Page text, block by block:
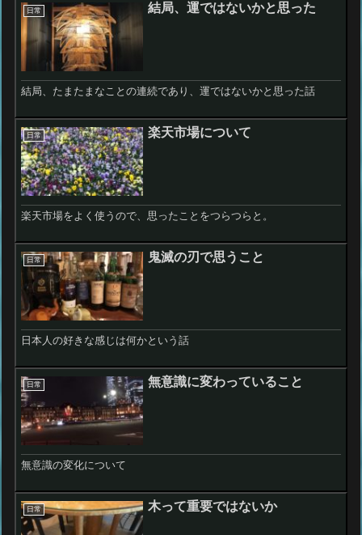
日常 結局、運ではないかと思った
結局、たまたまなことの連続であり、運ではないかと思った話
日常 楽天市場について
楽天市場をよく使うので、思ったことをつらつらと。
日常 鬼滅の刃で思うこと
日本人の好きな感じは何かという話
日常 無意識に変わっていること
無意識の変化について
日常 木って重要ではないか